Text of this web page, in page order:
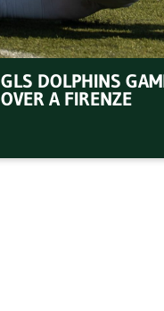
GLS DOLPHINS
OVER A FIRENZE